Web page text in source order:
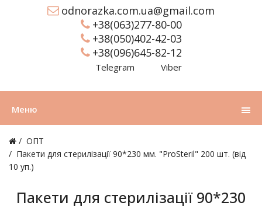
odnorazka.com.ua@gmail.com
+38(063)277-80-00
+38(050)402-42-03
+38(096)645-82-12
Telegram Viber
Меню
ОПТ
Пакети для стерилізації 90*230 мм. "ProSteril" 200 шт. (від
10 уп.)
Пакети для стерилізації 90*230